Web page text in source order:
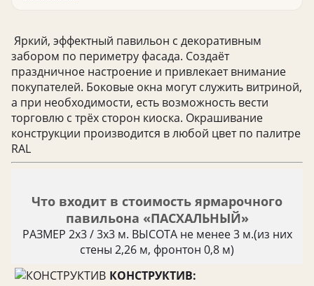
Яркий, эффектный павильон с декоративным
забором по периметру фасада. Создаёт
праздничное настроение и привлекает внимание
покупателей. Боковые окна могут служить витриной,
а при необходимости, есть возможность вести
торговлю с трёх сторон киоска. Окрашивание
конструкции производится в любой цвет по палитре
RAL
Что входит в стоимость ярмарочного
павильона «ПАСХАЛЬНЫЙ»
РАЗМЕР 2х3 / 3х3 м. ВЫСОТА не менее 3 м.(из них
стены 2,26 м, фронтон 0,8 м)
КОНСТРУКТИВ: